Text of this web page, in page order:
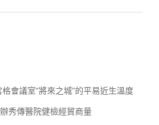
會議室“將來之城”的平易近生溫度
秀傳醫院健檢經貿商量